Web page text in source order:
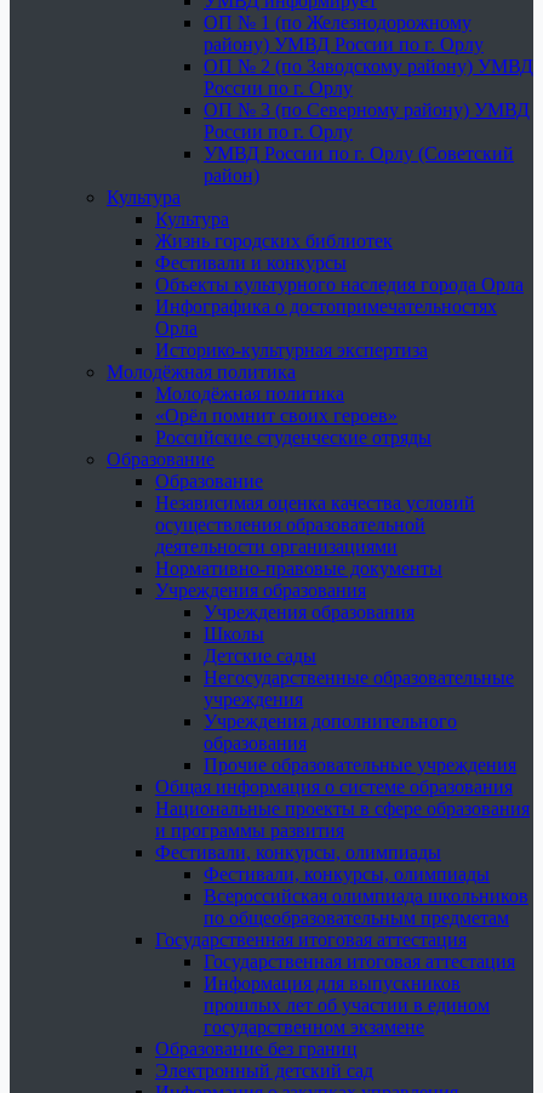
ОП № 1 (по Железнодорожному
району) УМВД России по г. Орлу
ОП № 2 (по Заводскому району) УМВД
России по г. Орлу
ОП № 3 (по Северному району) УМВД
России по г. Орлу
УМВД России по г. Орлу (Советский
район)
Культура
Культура
Жизнь городских библиотек
Фестивали и конкурсы
Объекты культурного наследия города Орла
Инфографика о достопримечательностях
Орла
Историко-культурная экспертиза
Молодёжная политика
Молодёжная политика
«Орёл помнит своих героев»
Российские студенческие отряды
Образование
Образование
Независимая оценка качества условий
осуществления образовательной
деятельности организациями
Нормативно-правовые документы
Учреждения образования
Учреждения образования
Школы
Детские сады
Негосударственные образовательные
учреждения
Учреждения дополнительного
образования
Прочие образовательные учреждения
Общая информация о системе образования
Национальные проекты в сфере образования
и программы развития
Фестивали, конкурсы, олимпиады
Фестивали, конкурсы, олимпиады
Всероссийская олимпиада школьников
по общеобразовательным предметам
Государственная итоговая аттестация
Государственная итоговая аттестация
Информация для выпускников
прошлых лет об участии в едином
государственном экзамене
Образование без границ
Электронный детский сад